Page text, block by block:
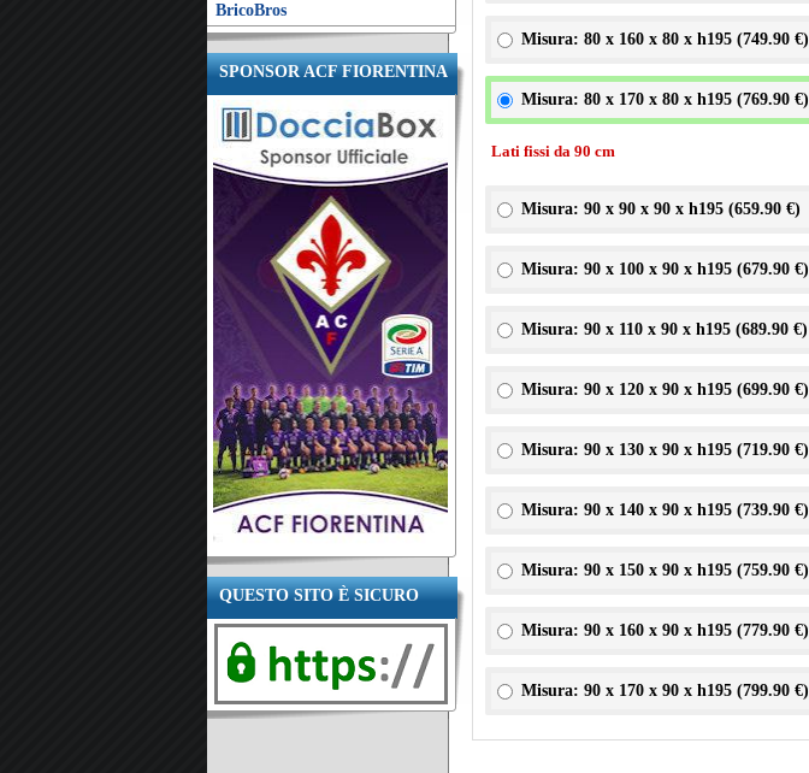
BricoBros
SPONSOR ACF FIORENTINA
QUESTO SITO È SICURO
Misura: 80 x 160 x 80 x h195 (749.90 €)
Misura: 80 x 170 x 80 x h195 (769.90 €)
Lati fissi da 90 cm
Misura: 90 x 90 x 90 x h195 (659.90 €)
Misura: 90 x 100 x 90 x h195 (679.90 €)
Misura: 90 x 110 x 90 x h195 (689.90 €)
Misura: 90 x 120 x 90 x h195 (699.90 €)
Misura: 90 x 130 x 90 x h195 (719.90 €)
Misura: 90 x 140 x 90 x h195 (739.90 €)
Misura: 90 x 150 x 90 x h195 (759.90 €)
Misura: 90 x 160 x 90 x h195 (779.90 €)
Misura: 90 x 170 x 90 x h195 (799.90 €)